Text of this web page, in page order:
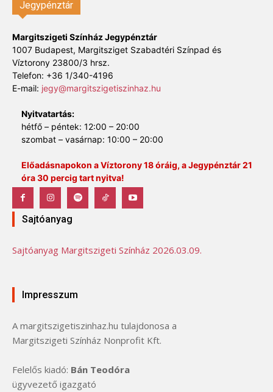
Jegypénztár
Margitszigeti Színház Jegypénztár
1007 Budapest, Margitsziget Szabadtéri Színpad és
Víztorony 23800/3 hrsz.
Telefon: +36 1/340-4196
E-mail: jegy@margitszigetiszinhaz.hu
Nyitvatartás:
hétfő – péntek: 12:00 – 20:00
szombat – vasárnap: 10:00 – 20:00
Előadásnapokon a Víztorony 18 óráig, a Jegypénztár 21
óra 30 percig tart nyitva!
Sajtóanyag
Sajtóanyag Margitszigeti Színház 2026.03.09.
Impresszum
A margitszigetiszinhaz.hu tulajdonosa a
Margitszigeti Színház Nonprofit Kft.
Felelős kiadó: Bán Teodóra
ügyvezető igazgató